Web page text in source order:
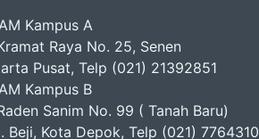
Kampus A
Raya No. 25, Senen
Pusat, Telp (021) 21392851
Kampus B
Sanim No. 99 ( Tanah Baru)
Beji, Kota Depok, Telp (021) 7764310